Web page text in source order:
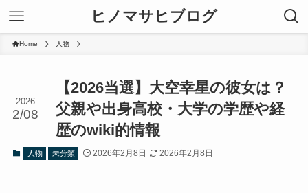
ヒノマサヒブログ
Home 人物
【2026当選】大空幸星の彼女は？
父親や出身高校・大学の学歴や経
歴のwiki的情報
2026
2/08
人物 未分類 2026年2月8日 2026年2月8日